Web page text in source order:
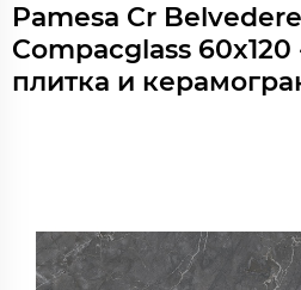
Pamesa Cr
Compacglass
плитка и